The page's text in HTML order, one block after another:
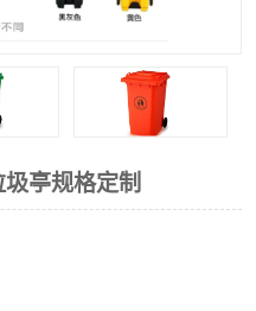
亭规格定制